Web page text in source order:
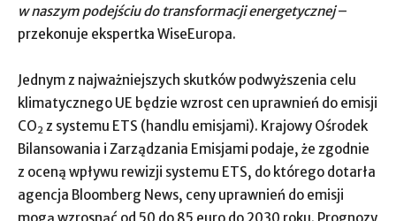
w naszym podejściu do transformacji energetycznej–
przekonuje ekspertka WiseEuropa.
Jednym z najważniejszych skutków podwyższenia celu
klimatycznego UE będzie wzrost cen uprawnień do emisji
CO2 z systemu ETS (handlu emisjami). Krajowy Ośrodek
Bilansowania i Zarządzania Emisjami podaje, że zgodnie
z oceną wpływu rewizji systemu ETS, do którego dotarła
agencja Bloomberg News, ceny uprawnień do emisji